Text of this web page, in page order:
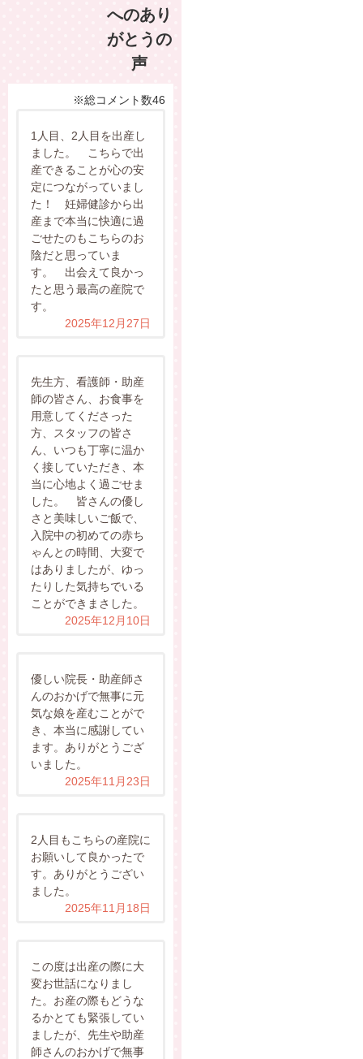
へのあり
がとうの
声
※総コメント数46
1人目、2人目を出産し
ました。 こちらで出
産できることが心の安
定につながっていまし
た！ 妊婦健診から出
産まで本当に快適に過
ごせたのもこちらのお
陰だと思っていま
す。 出会えて良かっ
たと思う最高の産院で
す。
2025年12月27日
先生方、看護師・助産
師の皆さん、お食事を
用意してくださった
方、スタッフの皆さ
ん、いつも丁寧に温か
く接していただき、本
当に心地よく過ごせま
した。 皆さんの優し
さと美味しいご飯で、
入院中の初めての赤ち
ゃんとの時間、大変で
はありましたが、ゆっ
たりした気持ちでいる
ことができまさした。
2025年12月10日
優しい院長・助産師さ
んのおかげで無事に元
気な娘を産むことがで
き、本当に感謝してい
ます。ありがとうござ
いました。
2025年11月23日
2人目もこちらの産院に
お願いして良かったで
す。ありがとうござい
ました。
2025年11月18日
この度は出産の際に大
変お世話になりまし
た。お産の際もどうな
るかとても緊張してい
ましたが、先生や助産
師さんのおかげで無事